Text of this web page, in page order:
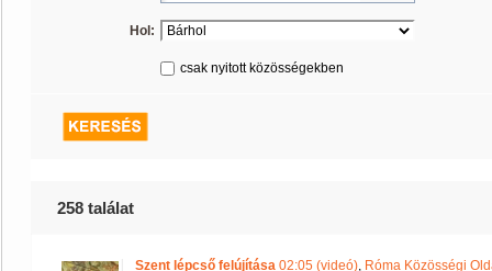
Hol:
csak nyitott közösségekben
258 találat
Szent lépcső felújítása 02:05 (videó), Róma Közösségi